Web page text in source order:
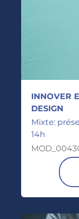
INNOVER
DESIGN
Mixte:
14h